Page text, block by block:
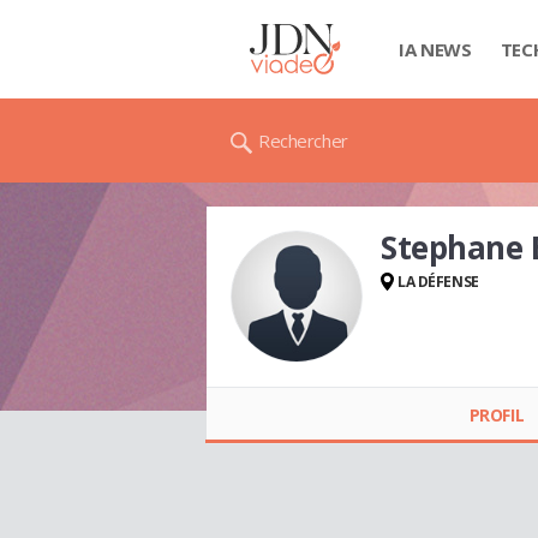
IA NEWS
Rechercher
Stephane
LA DÉFENSE
PROFIL